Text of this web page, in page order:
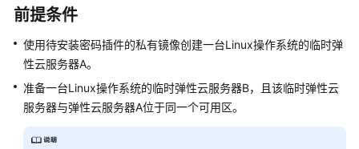
践
API
参
考
常
见
前提条件
使用待安装密码插件的私有镜像创建一台Linux操作系统的临时弹
性云服务器A。
准备一台Linux操作系统的临时弹性云服务器B，且该临时弹性云
服务器与弹性云服务器A位于同一个可用区。